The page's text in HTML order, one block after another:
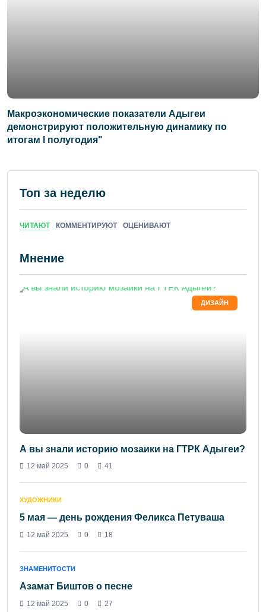
Макроэкономические показатели Адыгеи
демонстрируют положительную динамику по
итогам I полугодия"
Топ за неделю
ЧИТАЮТ КОММЕНТИРУЮТ ОЦЕНИВАЮТ
Мнение
ДИЗАЙН
А вы знали историю мозаики на ГТРК Адыгеи?
12 май 2025 0 41
ХУДОЖНИКИ
5 мая — день рождения Феликса Петуваша
12 май 2025 0 18
ЗНАМЕНИТОСТИ
Азамат Биштов о песне
12 май 2025 0 27